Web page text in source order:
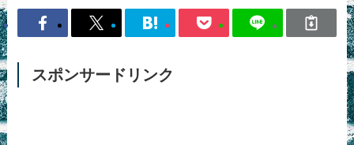
スポンサードリンク